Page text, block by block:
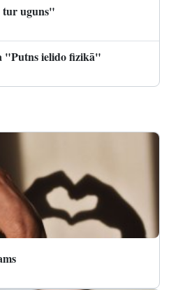
tur uguns"
ielido fizikā"